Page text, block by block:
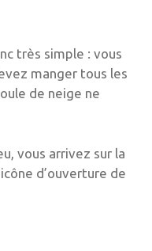
très simple : vous
manger tous les
de neige ne
vous arrivez sur la
d’ouverture de